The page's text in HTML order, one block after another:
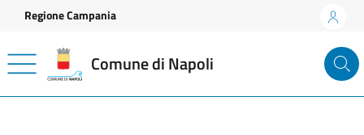
Vai ai contenuti
Vai al footer
Regione Campania
Comune di Napoli